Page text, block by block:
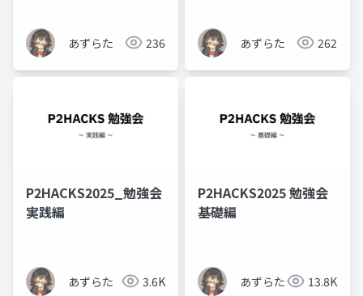
あずらた 236 あずらた 262
P2HACKS2025_勉強会
実践編
あずらた 3.6K
P2HACKS2025 勉強会
基礎編
あずらた 13.8K